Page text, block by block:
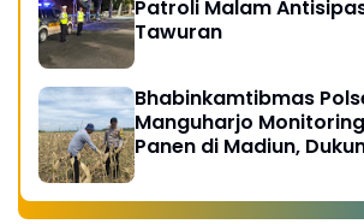
Patroli Malam
Tawuran
Bhabinkamtibmas
Manguharjo
Panen di Madiun,